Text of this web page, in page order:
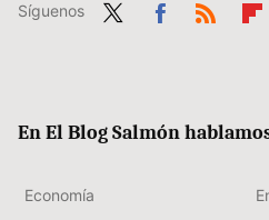
Síguenos
En El Blog Salmón
Economía